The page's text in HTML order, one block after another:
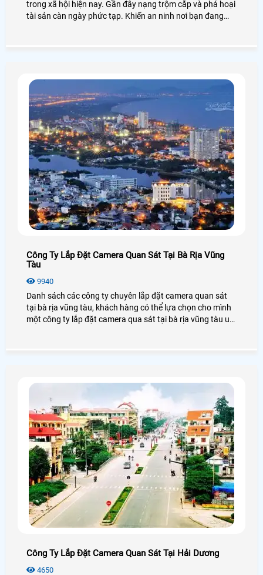
trong xã hội hiện nay. Gần đây nạng trộm cắp và phá hoại
tài sản càn ngày phức tạp. Khiến an ninh nơi bạn đang
Công Ty Lắp Đặt Camera Quan Sát Tại Bà Rịa Vũng
Tàu
9940
Danh sách các công ty chuyên lắp đặt camera quan sát
tại bà rịa vũng tàu, khách hàng có thể lựa chọn cho mình
một công ty lắp đặt camera qua sát tại bà rịa vũng tàu uy
Công Ty Lắp Đặt Camera Quan Sát Tại Hải Dương
4650